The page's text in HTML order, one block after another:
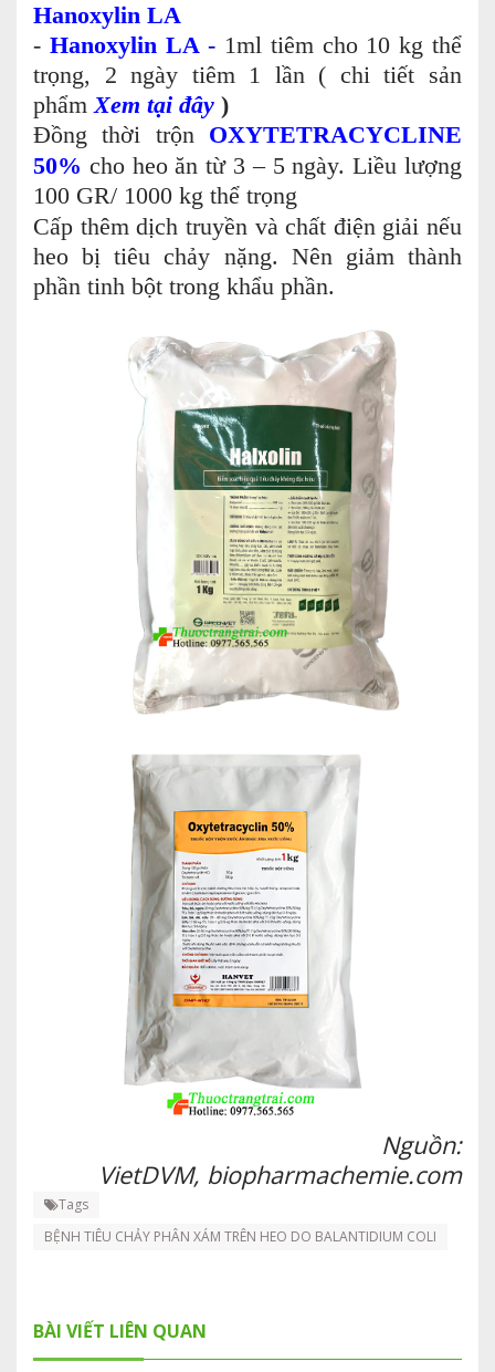
Hanoxylin LA
- Hanoxylin LA - 1ml tiêm cho 10 kg thể
trọng, 2 ngày tiêm 1 lần ( chi tiết sản
phẩm Xem tại đây )
Đồng thời trộn OXYTETRACYCLINE
50% cho heo ăn từ 3 – 5 ngày. Liều lượng
100 GR/ 1000 kg thể trọng
Cấp thêm dịch truyền và chất điện giải nếu
heo bị tiêu chảy nặng. Nên giảm thành
phần tinh bột trong khẩu phần.
Nguồn:
VietDVM, biopharmachemie.com
Tags
BỆNH TIÊU CHẢY PHÂN XÁM TRÊN HEO DO BALANTIDIUM COLI
BÀI VIẾT LIÊN QUAN